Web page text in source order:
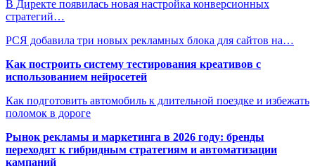
В Директе появилась новая настройка конверсионных
стратегий…
РСЯ добавила три новых рекламных блока для сайтов на…
Как построить систему тестирования креативов с
использованием нейросетей
Как подготовить автомобиль к длительной поездке и избежать
поломок в дороге
Рынок рекламы и маркетинга в 2026 году: бренды
переходят к гибридным стратегиям и автоматизации
кампаний